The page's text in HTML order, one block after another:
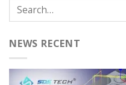
NEWS RECENT